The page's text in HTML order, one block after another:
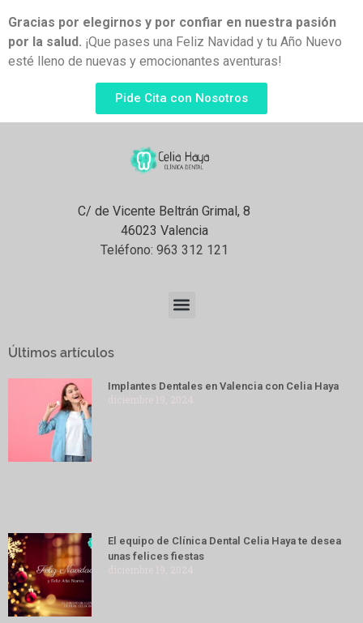
Gracias por elegirnos y por confiar en nuestra pasión
por la salud. ¡Que pases una Feliz Navidad y tu Año Nuevo
esté lleno de nuevas y emocionantes aventuras!
Pide Cita con Nosotros
C/ de Vicente Beltrán Grimal, 8
46023 Valencia
Teléfono: 963 312 121
Últimos artículos
Implantes Dentales en Valencia con Celia Haya
El equipo de Clínica Dental Celia Haya te desea
unas felices fiestas